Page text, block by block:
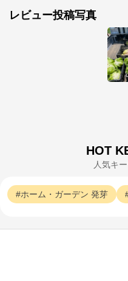
レビュー投稿写真
HOT
人気キ
ホーム・ガーデン 発芽
※外部サ
サカタのタネ オン
園芸用品を中心に、ガ
お役に立つ商品を多数